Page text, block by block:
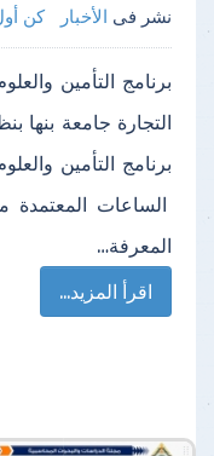
نشر فى الأخبار كن
برنامج التأمين
التجارة جامعة بنها
برنامج التأمين
الساعات المعتمدة
المعرفة…
اقرأ المزيد...